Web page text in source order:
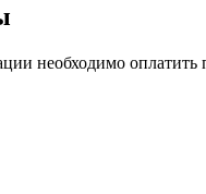
необходимо оплатить